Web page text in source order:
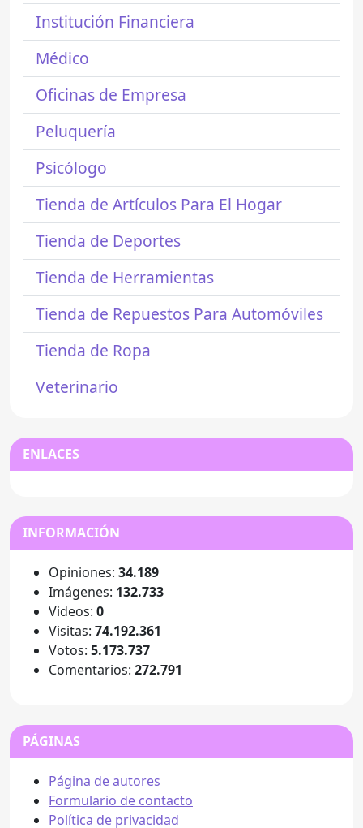
Institución Financiera
Médico
Oficinas de Empresa
Peluquería
Psicólogo
Tienda de Artículos Para El Hogar
Tienda de Deportes
Tienda de Herramientas
Tienda de Repuestos Para Automóviles
Tienda de Ropa
Veterinario
ENLACES
INFORMACIÓN
Opiniones: 34.189
Imágenes: 132.733
Videos: 0
Visitas: 74.192.361
Votos: 5.173.737
Comentarios: 272.791
PÁGINAS
Página de autores
Formulario de contacto
Política de privacidad